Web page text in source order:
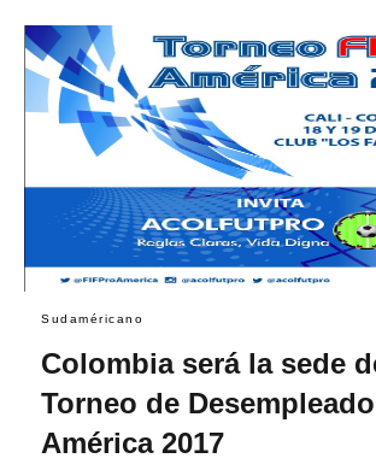
Sudaméricano
Colombia será la sede
Torneo de
América 2017